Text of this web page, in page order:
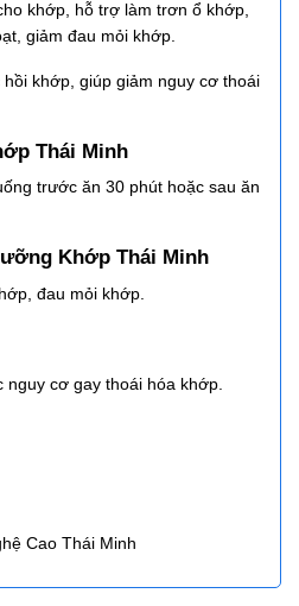
khớp, hỗ trợ làm trơn ổ khớp,
giảm đau mỏi khớp.
khớp, giúp giảm nguy cơ thoái
Thái Minh
trước ăn 30 phút hoặc sau ăn
Khớp Thái Minh
đau mỏi khớp.
cơ gay thoái hóa khớp.
Cao Thái Minh